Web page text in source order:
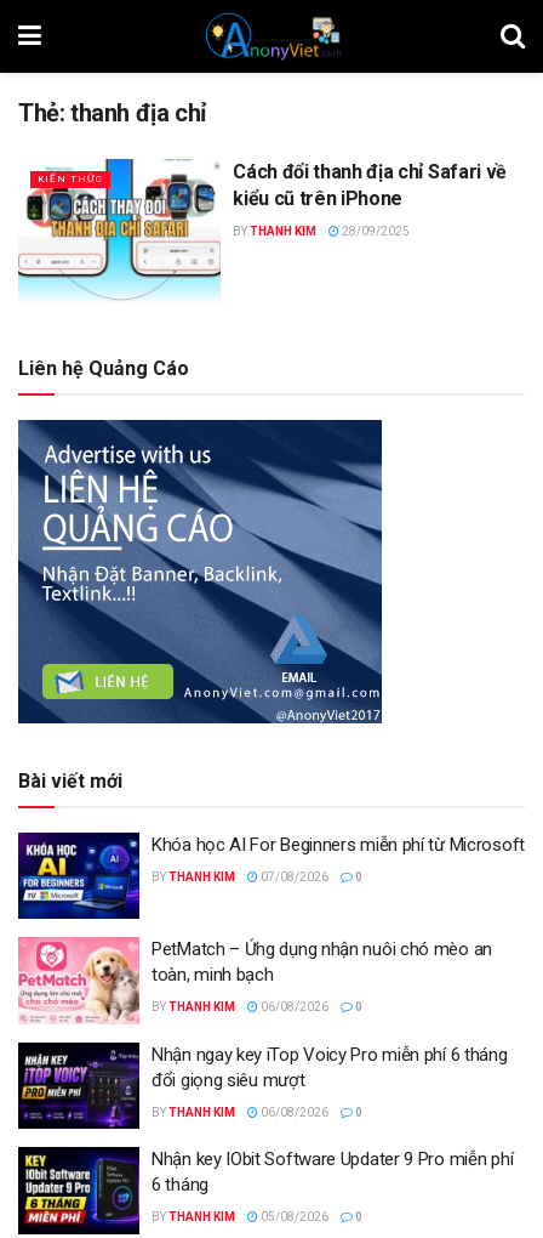
Thẻ:thanh địa chỉ
KIẾN THỨC
Cách đổi thanh địa chỉ Safari về
kiểu cũ trên iPhone
BYTHANH KIM 28/09/2025
Liên hệ Quảng Cáo
Bài viết mới
Khóa học AI For Beginners miễn phí từ Microsoft
BYTHANH KIM 07/08/2026 0
PetMatch – Ứng dụng nhận nuôi chó mèo an
toàn, minh bạch
BYTHANH KIM 06/08/2026 0
Nhận ngay key iTop Voicy Pro miễn phí 6 tháng
đổi giọng siêu mượt
BYTHANH KIM 06/08/2026 0
Nhận key IObit Software Updater 9 Pro miễn phí
6 tháng
BYTHANH KIM 05/08/2026 0